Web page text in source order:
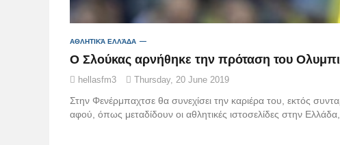
ΑΘΛΗΤΙΚΆ ΕΛΛΆΔΑ
Ο Σλούκας αρνήθηκε την πρόταση του
hellasfm3 Thursday, 20 June 2019
Στην Φενέρμπαχτσε θα συνεχίσει την καριέρα του, εκτός
αφού, όπως μεταδίδουν οι αθλητικές ιστοσελίδες στην